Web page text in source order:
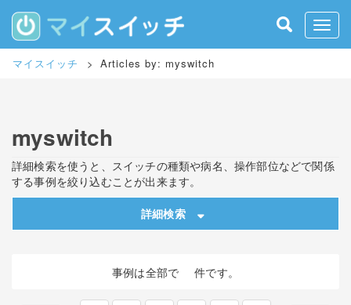
マイスイッチ > Articles by: myswitch
myswitch
詳細検索を使うと、スイッチの種類や病名、操作部位などで関係
する事例を絞り込むことが出来ます。
詳細検索
事例は全部で 件です。